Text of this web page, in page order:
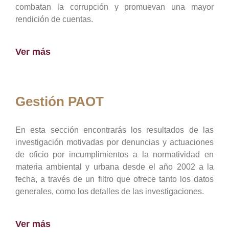
combatan la corrupción y promuevan una mayor
rendición de cuentas.
Ver más
Gestión PAOT
En esta sección encontrarás los resultados de las
investigación motivadas por denuncias y actuaciones
de oficio por incumplimientos a la normatividad en
materia ambiental y urbana desde el año 2002 a la
fecha, a través de un filtro que ofrece tanto los datos
generales, como los detalles de las investigaciones.
Ver más